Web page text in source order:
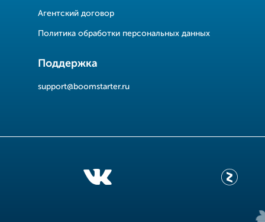
Агентский договор
Политика обработки персональных данных
Поддержка
support@boomstarter.ru